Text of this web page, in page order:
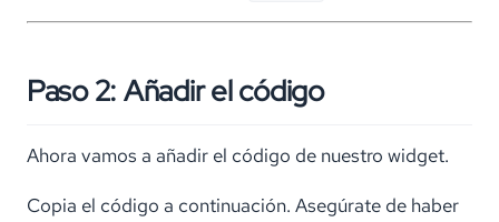
Paso 2: Añadir el código
Ahora vamos a añadir el código de nuestro widget.
Copia el código a continuación. Asegúrate de haber